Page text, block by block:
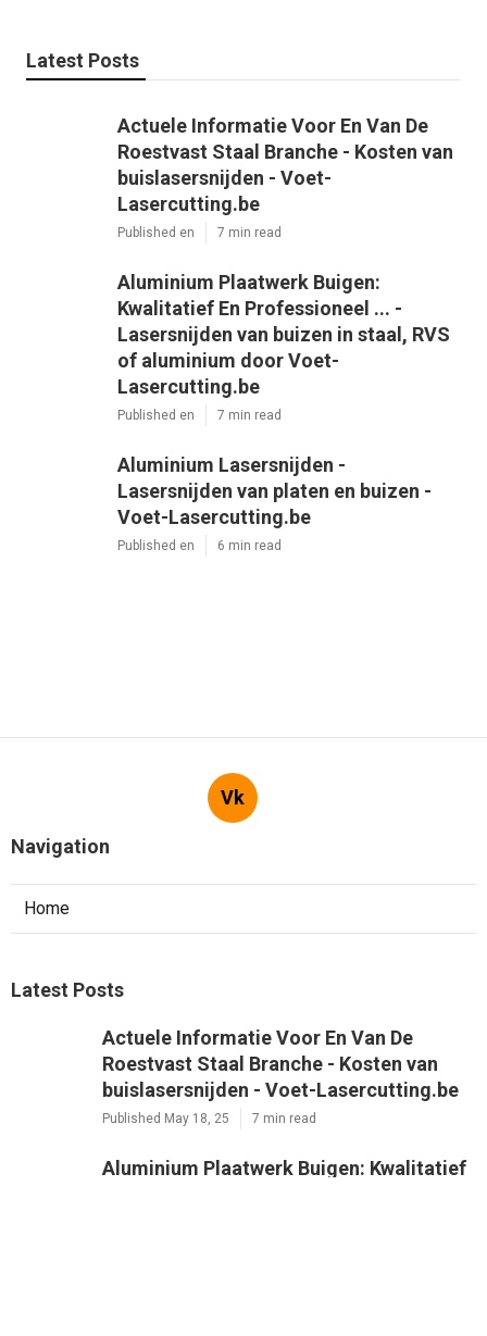
Latest Posts
Actuele Informatie Voor En Van De
Roestvast Staal Branche - Kosten van
buislasersnijden - Voet-
Lasercutting.be
Published en 7 min read
Aluminium Plaatwerk Buigen:
Kwalitatief En Professioneel ... -
Lasersnijden van buizen in staal, RVS
of aluminium door Voet-
Lasercutting.be
Published en 7 min read
Aluminium Lasersnijden -
Lasersnijden van platen en buizen -
Voet-Lasercutting.be
Published en 6 min read
Vk
Navigation
Home
Latest Posts
Actuele Informatie Voor En Van De
Roestvast Staal Branche - Kosten van
buislasersnijden - Voet-Lasercutting.be
Published May 18, 25 7 min read
Aluminium Plaatwerk Buigen: Kwalitatief